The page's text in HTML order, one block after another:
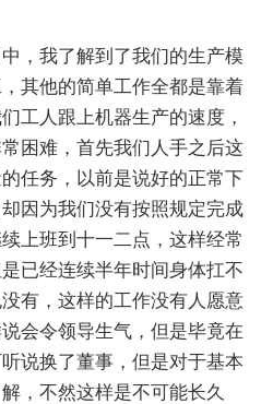
，我了解到了我们的生产模
其他的简单工作全都是靠着
工人跟上机器生产的速度，
困难，首先我们人手之后这
任务，以前是说好的正常下
因为我们没有按照规定完成
上班到十一二点，这样经常
已经连续半年时间身体扛不
有，这样的工作没有人愿意
会令领导生气，但是毕竟在
说换了董事，但是对于基本
，不然这样是不可能长久